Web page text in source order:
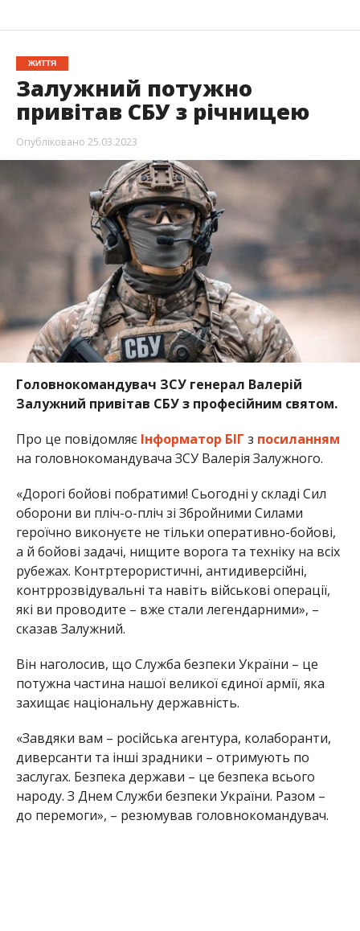
ЖИТТЯ
Залужний потужно
привітав СБУ з річницею
Опубліковано 25.03.2023
Головнокомандувач ЗСУ генерал Валерій
Залужний привітав СБУ з професійним святом.
Про це повідомляє Інформатор БІГ з посиланням
на головнокомандувача ЗСУ Валерія Залужного.
«Дорогі бойові побратими! Сьогодні у складі Сил
оборони ви пліч-о-пліч зі Збройними Силами
героїчно виконуєте не тільки оперативно-бойові,
а й бойові задачі, нищите ворога та техніку на всіх
рубежах. Контртерористичні, антидиверсійні,
контррозвідувальні та навіть військові операції,
які ви проводите – вже стали легендарними», –
сказав Залужний.
Він наголосив, що Служба безпеки України – це
потужна частина нашої великої єдиної армії, яка
захищає національну державність.
«Завдяки вам – російська агентура, колаборанти,
диверсанти та інші зрадники – отримують по
заслугах. Безпека держави – це безпека всього
народу. З Днем Служби безпеки України. Разом –
до перемоги», – резюмував головнокомандувач.